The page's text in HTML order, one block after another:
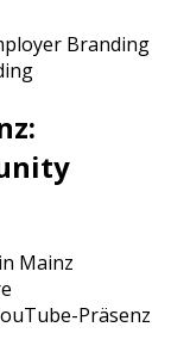
Branding
:
Mainz
Präsenz